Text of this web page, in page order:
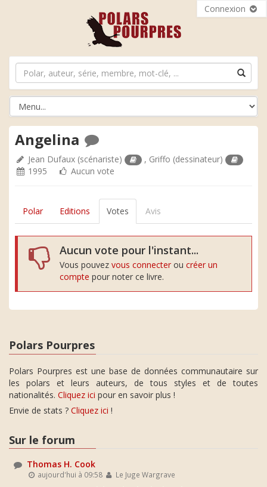
Connexion
Angelina
Jean Dufaux (scénariste) , Griffo (dessinateur)
1995
Aucun vote
Polar Editions Votes Avis
Aucun vote pour l'instant...
Vous pouvez vous connecter ou créer un
compte pour noter ce livre.
Polars Pourpres
Polars Pourpres est une base de données communautaire sur
les polars et leurs auteurs, de tous styles et de toutes
nationalités. Cliquez ici pour en savoir plus !
Envie de stats ? Cliquez ici !
Sur le forum
Thomas H. Cook
aujourd'hui à 09:58 Le Juge Wargrave